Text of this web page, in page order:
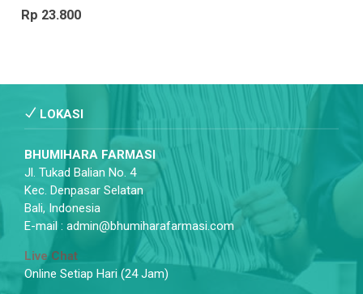
Rp 23.800
LOKASI
BHUMIHARA FARMASI
Jl. Tukad Balian No. 4
Kec. Denpasar Selatan
Bali, Indonesia
E-mail : admin@bhumiharafarmasi.com
Live Chat
Online Setiap Hari (24 Jam)